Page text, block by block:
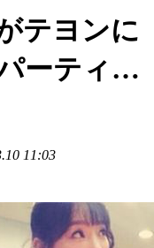
テヨンに
ーティ…
11:03